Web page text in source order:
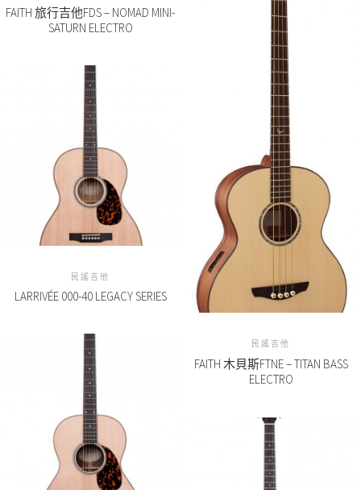
FAITH 旅行吉他FDS – NOMAD MINI-
SATURN ELECTRO
民謠吉他
FAITH 木貝斯FTNE – TITAN BASS
ELECTRO
民謠吉他
LARRIVÉE 000-40 LEGACY SERIES